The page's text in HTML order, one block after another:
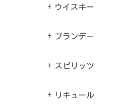
ウイスキー
ブランデー
スピリッツ
リキュール